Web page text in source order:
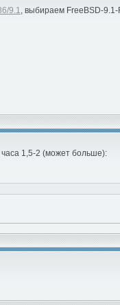
9.1, выбираем FreeBSD-9.1-
1,5-2 (может больше):